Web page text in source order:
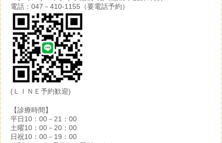
電話：047－410-1155（要電話予約）
(ＬＩＮＥ予約歓迎)
【診療時間】
平日10：00－21：00
土曜10：00－20：00
日祝10：00－19：00